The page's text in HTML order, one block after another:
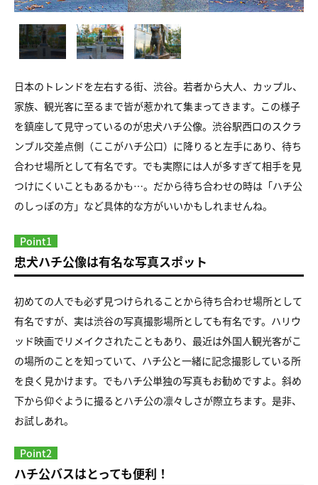
日本のトレンドを左右する街、渋谷。若者から大人、カップル、
家族、観光客に至るまで皆が惹かれて集まってきます。この様子
を鎮座して見守っているのが忠犬ハチ公像。渋谷駅西口のスクラ
ンブル交差点側（ここがハチ公口）に降りると左手にあり、待ち
合わせ場所として有名です。でも実際には人が多すぎて相手を見
つけにくいこともあるかも…。だから待ち合わせの時は「ハチ公
のしっぽの方」など具体的な方がいいかもしれませんね。
Point1
忠犬ハチ公像は有名な写真スポット
初めての人でも必ず見つけられることから待ち合わせ場所として
有名ですが、実は渋谷の写真撮影場所としても有名です。ハリウ
ッド映画でリメイクされたこともあり、最近は外国人観光客がこ
の場所のことを知っていて、ハチ公と一緒に記念撮影している所
を良く見かけます。でもハチ公単独の写真もお勧めですよ。斜め
下から仰ぐように撮るとハチ公の凛々しさが際立ちます。是非、
お試しあれ。
Point2
ハチ公バスはとっても便利！